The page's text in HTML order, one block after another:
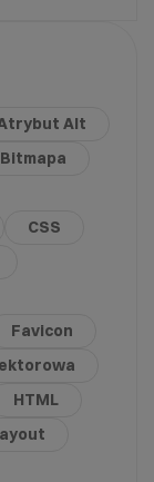
Alt
Bitmapa
CSS
Favicon
HTML